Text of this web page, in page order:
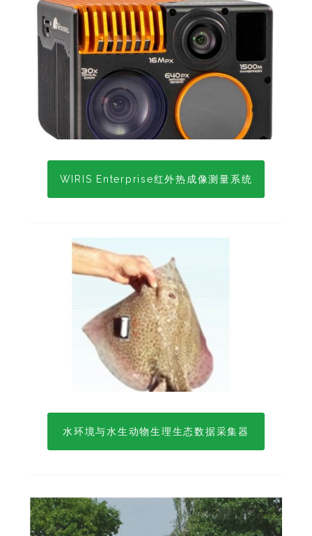
WIRIS Enterprise红外热成像测量系统
水环境与水生动物生理生态数据采集器